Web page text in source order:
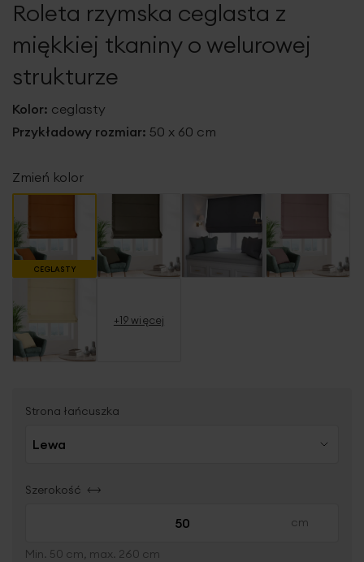
galeriiRoleta rzymska ceglasta z
miękkiej tkaniny o welurowej
strukturze
Kolor: ceglasty
Przykładowy rozmiar: 50 x 60 cm
Zmień kolor
CEGLASTY
+19 więcej
Strona łańcuszka
Szerokość
Min. 50 cm, max. 260 cm